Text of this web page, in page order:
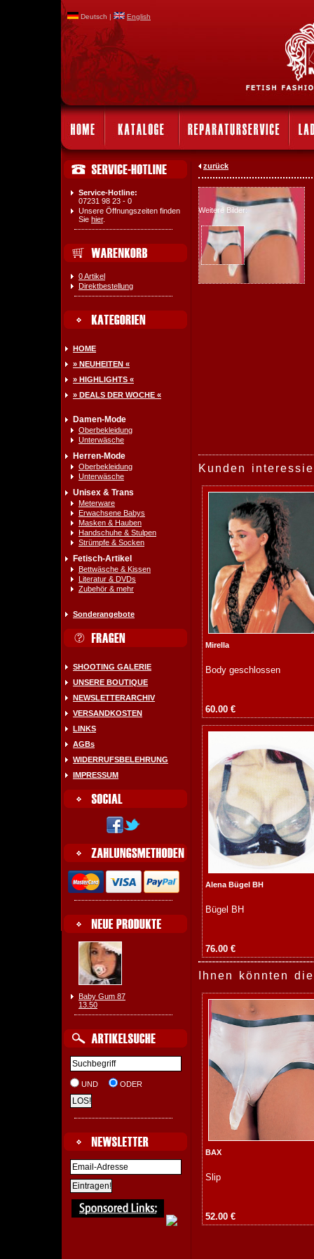
Deutsch | English
Service-Hotline:
07231 98 23 - 0
Unsere Öffnungszeiten finden
Sie hier.
0 Artikel
Direktbestellung
HOME
» NEUHEITEN «
» HIGHLIGHTS «
» DEALS DER WOCHE «
Damen-Mode
Oberbekleidung
Unterwäsche
Herren-Mode
Oberbekleidung
Unterwäsche
Unisex & Trans
Meterware
Erwachsene Babys
Masken & Hauben
Handschuhe & Stulpen
Strümpfe & Socken
Fetisch-Artikel
Bettwäsche & Kissen
Literatur & DVDs
Zubehör & mehr
Sonderangebote
SHOOTING GALERIE
UNSERE BOUTIQUE
NEWSLETTERARCHIV
VERSANDKOSTEN
LINKS
AGBs
WIDERRUFSBELEHRUNG
IMPRESSUM
Baby Gum 87
13.50
UND ODER
zurück
Weitere Bilder:
Kunden
Mirella
Body geschlossen
60.00 €
Alena Bügel BH
Bügel BH
76.00 €
Ihnen könnten
BAX
Slip
52.00 €